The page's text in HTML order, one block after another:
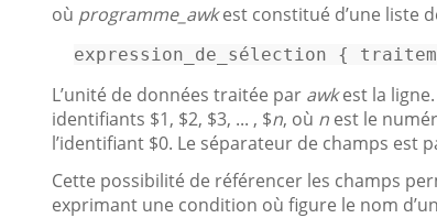
où programme_awkest constitué d’une liste
expression_de_sélection {
L’unité de données traitée par awkest la
identifiants $1, $2, $3, ... , $n, où n est le
l’identifiant $0. Le séparateur de champs est
Cette possibilité de référencer les champs
exprimant une condition où figure le nom